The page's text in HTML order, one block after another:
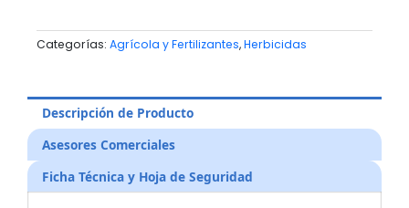
Categorías: Agrícola y Fertilizantes,Herbicidas
Descripción de Producto
Asesores Comerciales
Ficha Técnica y Hoja de Seguridad